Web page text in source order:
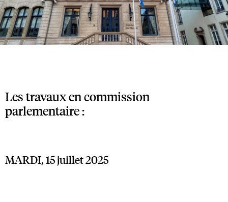
Les travaux en commission
parlementaire :
MARDI, 15 juillet 2025